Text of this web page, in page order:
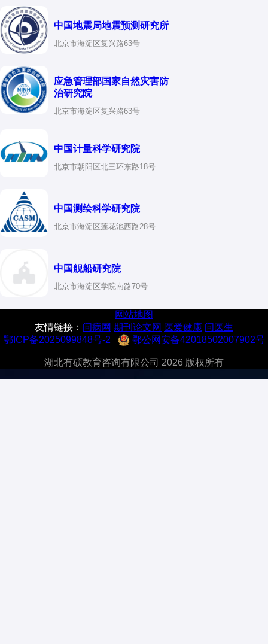
中国地震局地震预测研究所
北京市海淀区复兴路63号
应急管理部国家自然灾害防
治研究院
北京市海淀区复兴路63号
中国计量科学研究院
北京市朝阳区北三环东路18号
中国测绘科学研究院
北京市海淀区莲花池西路28号
中国舰船研究院
北京市海淀区学院南路70号
网站地图
友情链接： 问病网 期刊论文网 医爱健康 问医生
鄂ICP备2025099848号-2
鄂公网安备42018502007902号
湖北有硕教育咨询有限公司 2026 版权所有